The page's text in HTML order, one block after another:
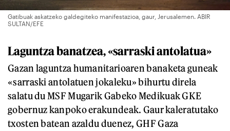
Gatibuak askatzeko galdegiteko manifestazioa, gaur, Jerusalemen. ABIR
SULTAN/EFE
Laguntza banatzea, «sarraski antolatua»
Gazan laguntza humanitarioaren banaketa guneak
«sarraski antolatuen jokaleku» bihurtu direla
salatu du MSF Mugarik Gabeko Medikuak GKE
gobernuz kanpoko erakundeak. Gaur kaleratutako
txosten batean azaldu duenez, GHF Gaza